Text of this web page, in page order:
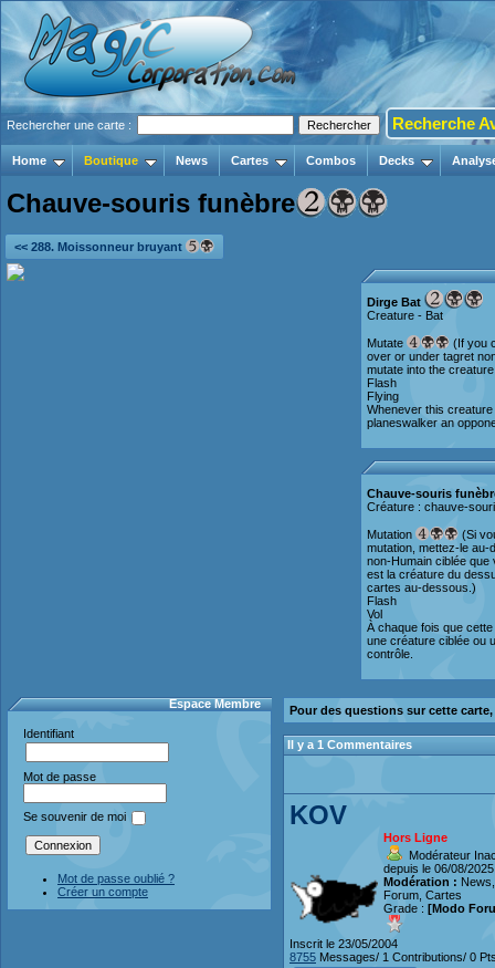
Rechercher une carte : Recherche
Home Boutique News Cartes Combos Decks
Chauve-souris funèbre
<< 288. Moissonneur bruyant
Dirge Bat
Creature - Bat
Mutate
(If you
over or under tagret
mutate into the
Flash
Flying
Whenever this
planeswalker an
Chauve-souris
Créature : chauve-
Mutation
(Si
mutation, mettez-le
non-Humain ciblée
est la créature du
cartes au-dessous.)
Flash
Vol
À chaque fois que
une créature ciblée ou
contrôle.
Espace Membre
Identifiant
Mot de passe
Se souvenir de moi
Mot de passe oublié ?
Créer un compte
Pour des questions sur cette
Il y a 1 Commentaires
KOV
Hors Ligne
Modérateur
depuis le 06/08/2025
Modération : News,
Forum, Cartes
Grade : [Modo
Inscrit le 23/05/2004
8755 Messages/ 1 Contributions/ 0